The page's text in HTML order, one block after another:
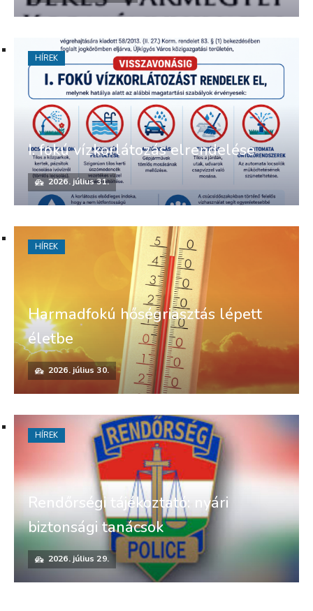
I. fokú vízkorlátozás elrendelése
2026. július 31.
HÍREK
Harmadfokú hőségriasztás lépett
életbe
2026. július 30.
HÍREK
Rendőrségi tájékoztató: nyári
biztonsági tanácsok
2026. július 29.
HÍREK